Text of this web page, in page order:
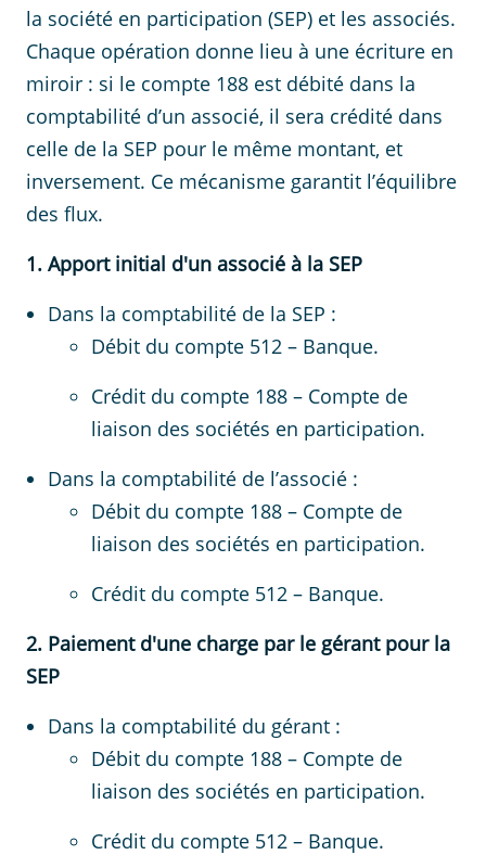
la société en participation (SEP) et les associés.
Chaque opération donne lieu à une écriture en
miroir : si le compte 188 est débité dans la
comptabilité d’un associé, il sera crédité dans
celle de la SEP pour le même montant, et
inversement. Ce mécanisme garantit l’équilibre
des flux.
1. Apport initial d'un associé à la SEP
Dans la comptabilité de la SEP :
Débit du compte 512 – Banque.
Crédit du compte 188 – Compte de
liaison des sociétés en participation.
Dans la comptabilité de l’associé :
Débit du compte 188 – Compte de
liaison des sociétés en participation.
Crédit du compte 512 – Banque.
2. Paiement d'une charge par le gérant pour la
SEP
Dans la comptabilité du gérant :
Débit du compte 188 – Compte de
liaison des sociétés en participation.
Crédit du compte 512 – Banque.